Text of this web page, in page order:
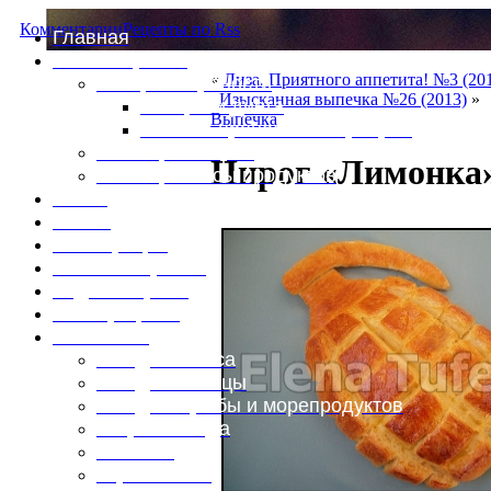
Главная
Специи и пряности
Специи и диета
Каталог пряностей и приправ
Таблица массы продуктов
Блюда из мяса
Блюда из птицы
Блюда из рыбы и морепродуктов
Вторые блюда
КомментарииРецепты по Rss
« Лиза. Приятного аппетита! №3
Изысканная выпечка №26 (2013) »
Выпечка
Пирог